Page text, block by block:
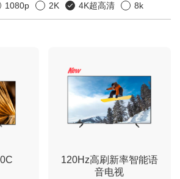
1080p 2K 4K超高清 8k
120Hz高刷新率智能语
音电视